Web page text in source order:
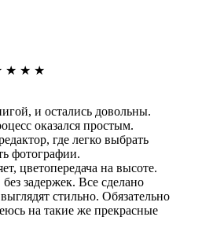
★ ★ ★
и остались довольны.
оказался простым.
где легко выбрать
фотографии.
цветопередача на высоте.
задержек. Все сделано
стильно. Обязательно
на такие же прекрасные